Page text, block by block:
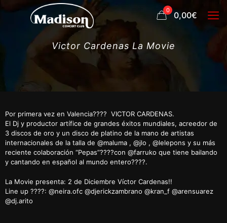
0 0,00€
Victor Cardenas La Movie
Por primera vez en Valencia???? VICTOR CARDENAS.
El Dj y productor artífice de grandes éxitos mundiales, acreedor de
3 discos de oro y un disco de platino de la mano de artistas
internacionales de la talla de @maluma , @jlo , @lelepons y su más
reciente colaboración “Pepas”????con @farruko que tiene bailando
y cantando en español al mundo entero????.
La Movie presenta: 2 de Diciembre Víctor Cardenas!!
Line up ????: @neira.ofc @djerickzambrano @kran_f @arensuarez
@dj.arito